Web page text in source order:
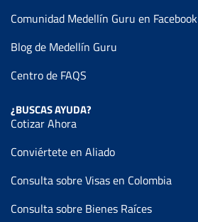
Comunidad Medellín Guru en Facebook
Blog de Medellín Guru
Centro de FAQS
¿BUSCAS AYUDA?
Cotizar Ahora
Conviértete en Aliado
Consulta sobre Visas en Colombia
Consulta sobre Bienes Raíces